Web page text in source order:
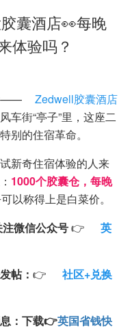
囊酒店👀每晚
体验吗？
——
Zedwell胶囊酒店
车街“亭子”里，这座二
别的住宿革命。
新奇住宿体验的人来
1000个胶囊仓，每晚
以称得上是白菜价。
注微信公众号👉
英
帖： 👉
社区+兑换
： 下载👉英国省钱快